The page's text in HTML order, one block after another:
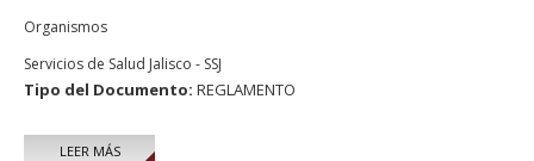
Organismos
Servicios de Salud Jalisco - SSJ
Tipo del Documento: REGLAMENTO
LEER MÁS